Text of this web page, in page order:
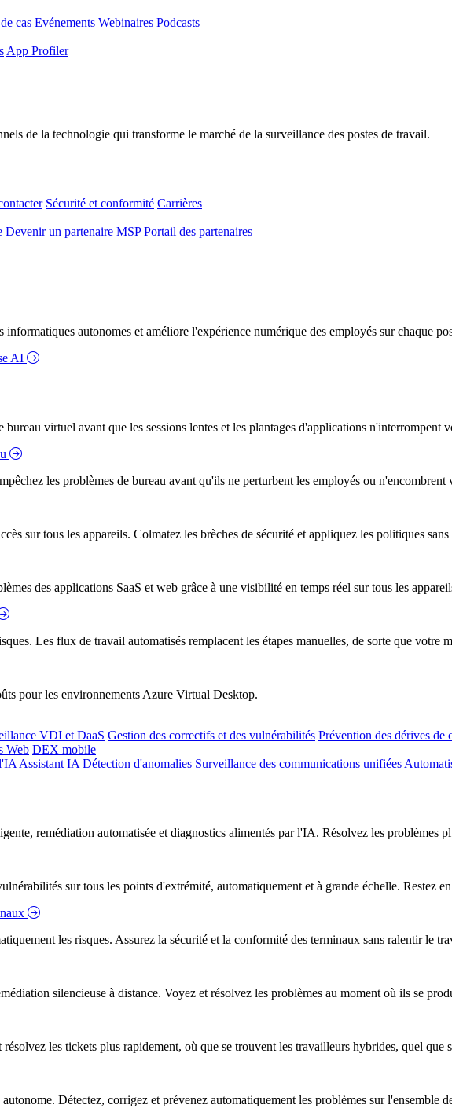
cas Evénements Webinaires Podcasts
App Profiler
de la technologie qui transforme le marché de la surveillance des postes de travail.
Sécurité et conformité Carrières
Devenir un partenaire MSP Portail des partenaires
autonomes et améliore l'expérience numérique des employés sur chaque
AI
virtuel avant que les sessions lentes et les plantages d'applications n'interrompent
les problèmes de bureau avant qu'ils ne perturbent les employés ou
sur tous les appareils. Colmatez les brèches de sécurité et appliquez les politiques
des applications SaaS et web grâce à une visibilité en temps réel sur tous les
Les flux de travail automatisés remplacent les étapes manuelles, de sorte que votre
pour les environnements Azure Virtual Desktop.
VDI et DaaS Gestion des correctifs et des vulnérabilités Prévention des dérives de
Web DEX mobile
Assistant IA Détection d'anomalies Surveillance des communications unifiées
remédiation automatisée et diagnostics alimentés par l'IA. Résolvez les problèmes
sur tous les points d'extrémité, automatiquement et à grande échelle. Restez
les risques. Assurez la sécurité et la conformité des terminaux sans ralentir le
silencieuse à distance. Voyez et résolvez les problèmes au moment où ils se
les tickets plus rapidement, où que se trouvent les travailleurs hybrides, quel
Détectez, corrigez et prévenez automatiquement les problèmes sur l'ensemble